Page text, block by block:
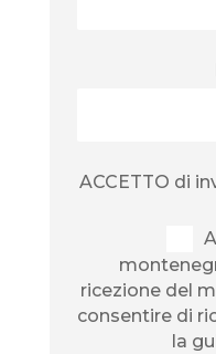
ACCETTO di
ricezione del
consentire di
la